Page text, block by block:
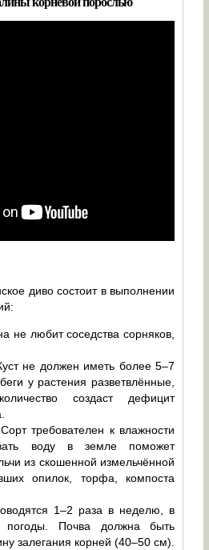
диво состоит в выполнении
не любит соседства сорняков,
не должен иметь более 5–7
у растения разветвлённые,
создаст дефицит
требователен к влажности
воду в земле поможет
из скошенной измельчённой
опилок, торфа, компоста
1–2 раза в неделю, в
погоды. Почва должна быть
залегания корней (40–50 см).